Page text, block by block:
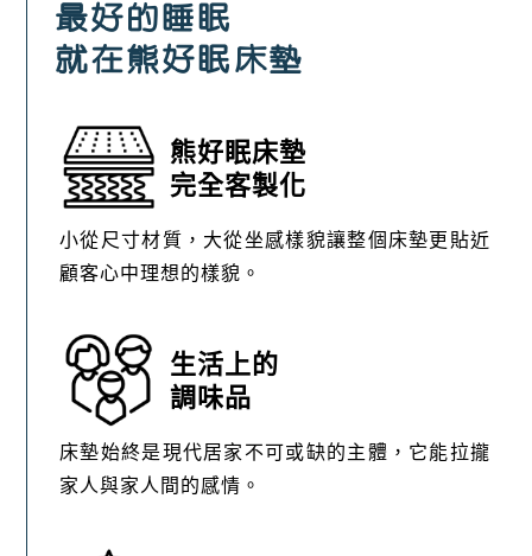
最好的睡眠
就在熊好眠床墊
熊好眠床墊
完全客製化
小從尺寸材質，大從坐感樣貌讓整個床墊更貼近
顧客心中理想的樣貌。
生活上的
調味品
床墊始終是現代居家不可或缺的主體，它能拉攏
家人與家人間的感情。